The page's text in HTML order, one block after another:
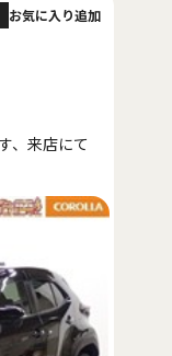
お気に入り追加
、来店にて